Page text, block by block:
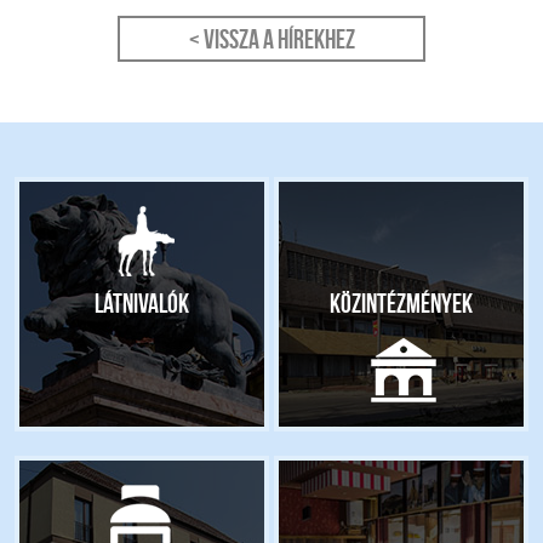
< Vissza a hírekhez
Látnivalók Közintézmények